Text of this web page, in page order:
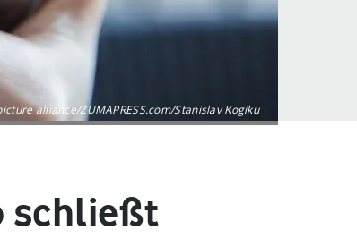
alliance/ZUMAPRESS.com/Stanislav Kogiku
schließt